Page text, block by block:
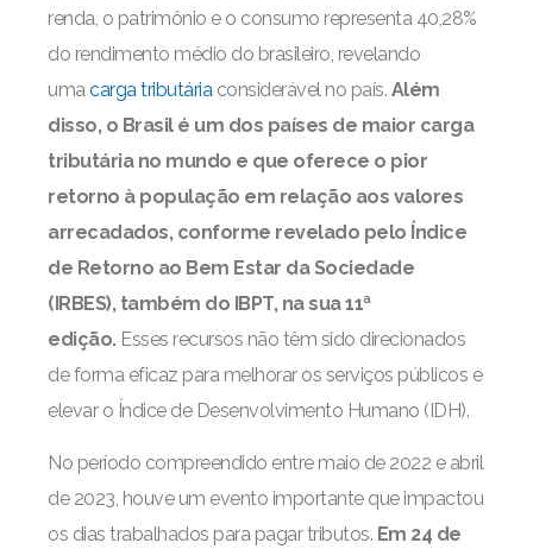
renda, o patrimônio e o consumo representa 40,28%
do rendimento médio do brasileiro, revelando
uma carga tributária considerável no país. Além
disso, o Brasil é um dos países de maior carga
tributária no mundo e que oferece o pior
retorno à população em relação aos valores
arrecadados, conforme revelado pelo Índice
de Retorno ao Bem Estar da Sociedade
(IRBES), também do IBPT, na sua 11ª
edição. Esses recursos não têm sido direcionados
de forma eficaz para melhorar os serviços públicos e
elevar o Índice de Desenvolvimento Humano (IDH).
No período compreendido entre maio de 2022 e abril
de 2023, houve um evento importante que impactou
os dias trabalhados para pagar tributos. Em 24 de